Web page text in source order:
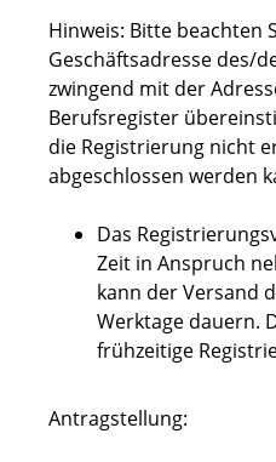
Hinweis: Bitte beachten
Geschäftsadresse des/
zwingend mit der
Berufsregister
die Registrierung nicht
abgeschlossen werden
Das
Zeit in Anspruch
kann der Versand
Werktage dauern.
frühzeitige
Antragstellung: